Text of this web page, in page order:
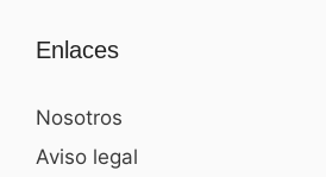
Enlaces
Nosotros
Aviso legal